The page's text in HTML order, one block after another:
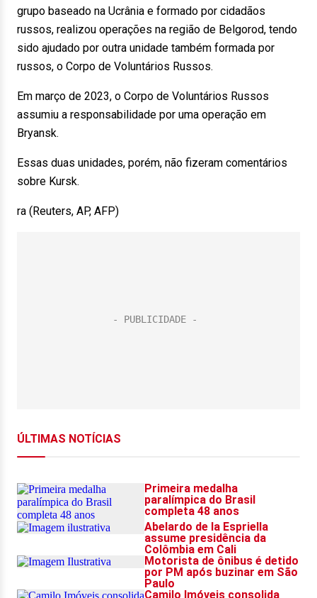
grupo baseado na Ucrânia e formado por cidadãos
russos, realizou operações na região de Belgorod, tendo
sido ajudado por outra unidade também formada por
russos, o Corpo de Voluntários Russos.
Em março de 2023, o Corpo de Voluntários Russos
assumiu a responsabilidade por uma operação em
Bryansk.
Essas duas unidades, porém, não fizeram comentários
sobre Kursk.
ra (Reuters, AP, AFP)